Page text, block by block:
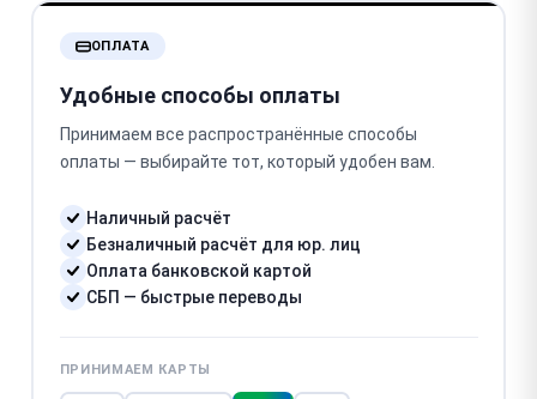
ОПЛАТА
Удобные способы оплаты
Принимаем все распространённые способы
оплаты — выбирайте тот, который удобен вам.
Наличный расчёт
Безналичный расчёт для юр. лиц
Оплата банковской картой
СБП — быстрые переводы
ПРИНИМАЕМ КАРТЫ